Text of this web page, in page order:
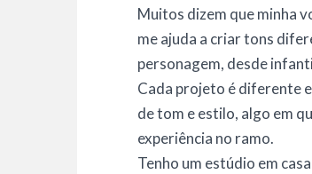
Muitos dizem que minha
me ajuda a criar tons
personagem, desde
Cada projeto é diferente
de tom e estilo, algo em
experiência no ramo.
Tenho um estúdio em